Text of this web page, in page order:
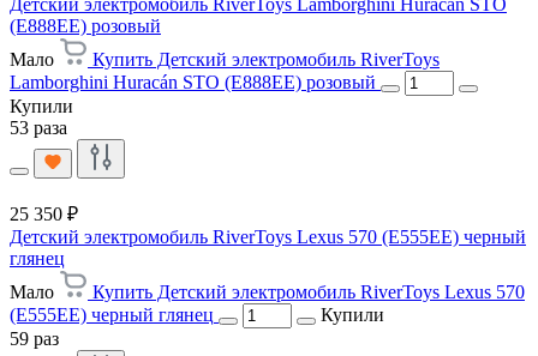
(E888EE) розовый
Мало
Купить Детский электромобиль RiverToys
Lamborghini Huracán STO (E888EE) розовый
Купили
53 раза
25 350 ₽
Детский электромобиль RiverToys Lexus 570 (E555EE) черный
глянец
Мало
Купить Детский электромобиль RiverToys Lexus 570
(E555EE) черный глянец
Купили
59 раз